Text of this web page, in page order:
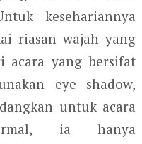
kesehariannya
riasan wajah yang
acara yang bersifat
eye shadow,
untuk acara
ia hanya